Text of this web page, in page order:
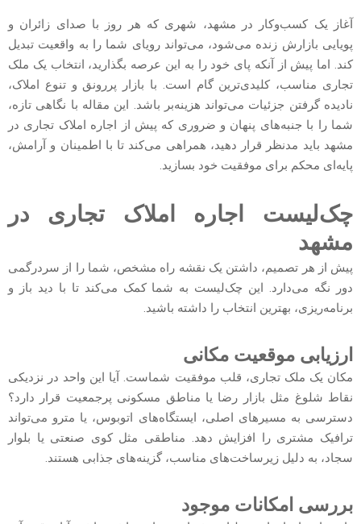
آغاز یک کسب‌وکار در مشهد، شهری که هر روز با صدای زائران و
پویایی بازارش زنده می‌شود، می‌تواند رویای شما را به واقعیت تبدیل
کند. اما پیش از آنکه پای خود را به این عرصه بگذارید، انتخاب یک ملک
تجاری مناسب، کلیدی‌ترین گام است. با بازار پررونق و تنوع املاک،
نادیده گرفتن جزئیات می‌تواند هزینه‌بر باشد. این مقاله با نگاهی تازه،
شما را با جنبه‌های پنهان و ضروری که پیش از اجاره املاک تجاری در
مشهد باید مدنظر قرار دهید، همراهی می‌کند تا با اطمینان و آرامش،
پایه‌ای محکم برای موفقیت خود بسازید.
چک‌لیست اجاره املاک تجاری در
مشهد
پیش از هر تصمیم، داشتن یک نقشه راه مشخص، شما را از سردرگمی
دور نگه می‌دارد. این چک‌لیست به شما کمک می‌کند تا با دید باز و
برنامه‌ریزی، بهترین انتخاب را داشته باشید.
ارزیابی موقعیت مکانی
مکان یک ملک تجاری، قلب موفقیت شماست. آیا این واحد در نزدیکی
نقاط شلوغ مثل بازار رضا یا مناطق مسکونی پرجمعیت قرار دارد؟
دسترسی به مسیرهای اصلی، ایستگاه‌های اتوبوس، یا مترو می‌تواند
ترافیک مشتری را افزایش دهد. مناطقی مثل کوی صنعتی یا بلوار
سجاد، به دلیل زیرساخت‌های مناسب، گزینه‌های جذابی هستند.
بررسی امکانات موجود